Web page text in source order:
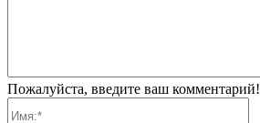
Пожалуйста, введите ваш комментарий!